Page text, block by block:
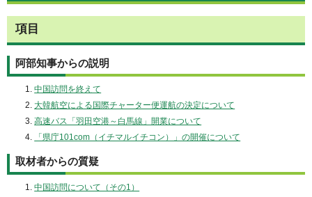
項目
阿部知事からの説明
中国訪問を終えて
大韓航空による国際チャーター便運航の決定について
高速バス「羽田空港～白馬線」開業について
「県庁101com（イチマルイチコン）」の開催について
取材者からの質疑
中国訪問について（その1）